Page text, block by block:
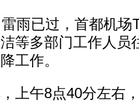
已过，首都机场
等多部门工作人员
工作。
午8点40分左右